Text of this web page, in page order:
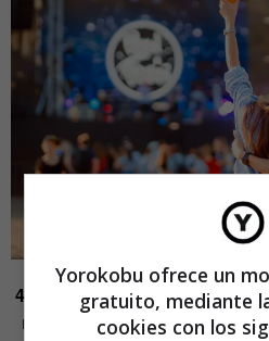
4. Fija un lugar para quedar
nada mejor que empollarte el
Yorokobu ofrece un
gratuito, mediante
cookies con los